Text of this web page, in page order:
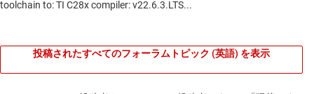
投稿されたすべてのフォーラムトピック (英語) を表示